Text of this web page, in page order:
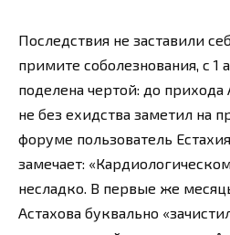
Последствия не заставили
примите соболезнования, с 1
поделена чертой: до прихода
не без ехидства заметил на
форуме пользователь
замечает:
несладко. В первые же
Астахова буквально